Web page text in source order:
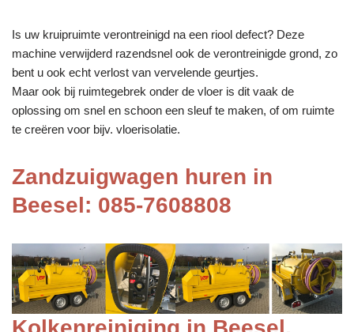
Is uw kruipruimte verontreinigd na een riool defect? Deze
machine verwijderd razendsnel ook de verontreinigde grond, zo
bent u ook echt verlost van vervelende geurtjes.
Maar ook bij ruimtegebrek onder de vloer is dit vaak de
oplossing om snel en schoon een sleuf te maken, of om ruimte
te creëren voor bijv. vloerisolatie.
Zandzuigwagen huren in
Beesel: 085-7608808